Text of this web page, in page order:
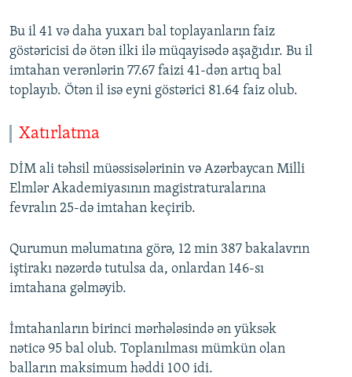
Bu il 41 və daha yuxarı bal toplayanların faiz
göstəricisi də ötən ilki ilə müqayisədə aşağıdır. Bu il
imtahan verənlərin 77.67 faizi 41-dən artıq bal
toplayıb. Ötən il isə eyni göstərici 81.64 faiz olub.
Xatırlatma
DİM ali təhsil müəssisələrinin və Azərbaycan Milli
Elmlər Akademiyasının magistraturalarına
fevralın 25-də imtahan keçirib.
Qurumun məlumatına görə, 12 min 387 bakalavrın
iştirakı nəzərdə tutulsa da, onlardan 146-sı
imtahana gəlməyib.
İmtahanların birinci mərhələsində ən yüksək
nəticə 95 bal olub. Toplanılması mümkün olan
balların maksimum həddi 100 idi.